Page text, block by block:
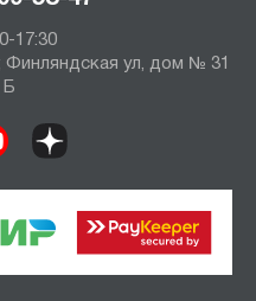
17:30
Финляндская ул, дом № 31
Б